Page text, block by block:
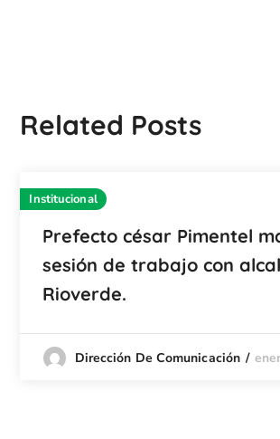
Related Posts
Institucional
Prefecto césar Pimentel
sesión de trabajo con
Rioverde.
Dirección De Comunicación